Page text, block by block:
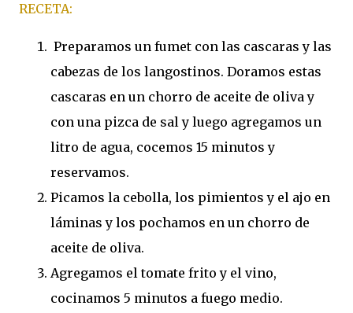
RECETA:
Preparamos un fumet con las cascaras y las
cabezas de los langostinos. Doramos estas
cascaras en un chorro de aceite de oliva y
con una pizca de sal y luego agregamos un
litro de agua, cocemos 15 minutos y
reservamos.
Picamos la cebolla, los pimientos y el ajo en
láminas y los pochamos en un chorro de
aceite de oliva.
Agregamos el tomate frito y el vino,
cocinamos 5 minutos a fuego medio.